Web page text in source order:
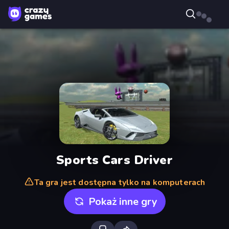
Sports Cars Driver
Ta gra jest dostępna tylko na komputerach
Pokaż inne gry